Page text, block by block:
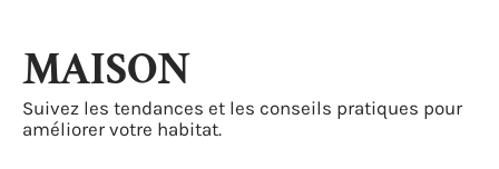
MAISON
Suivez les tendances et les conseils pratiques pour
améliorer votre habitat.